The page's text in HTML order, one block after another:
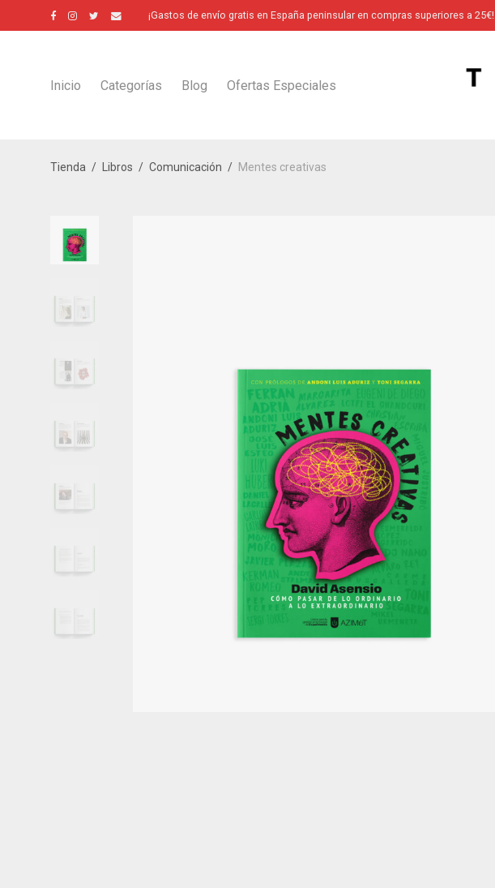
¡Gastos de envío gratis en España peninsular en compras superiores a 25€!
Inicio Categorías Blog Ofertas Especiales
Tienda / Libros / Comunicación / Mentes creativas